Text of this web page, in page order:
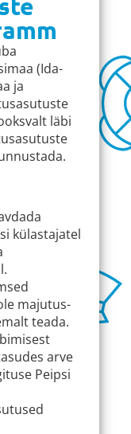
(Ida-
ja
läbi
külastajatel
majutus-
teada.
arve
Peipsi